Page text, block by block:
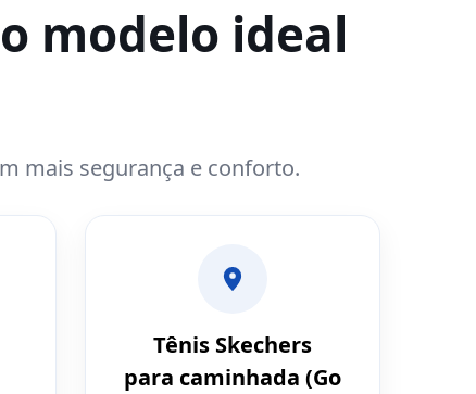
modelo ideal
mais segurança e conforto.
Tênis Skechers
para caminhada (Go